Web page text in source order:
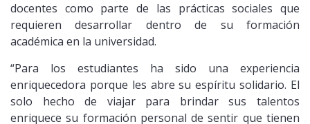
docentes como parte de las prácticas sociales que
requieren desarrollar dentro de su formación
académica en la universidad.
“Para los estudiantes ha sido una experiencia
enriquecedora porque les abre su espíritu solidario. El
solo hecho de viajar para brindar sus talentos
enriquece su formación personal de sentir que tienen